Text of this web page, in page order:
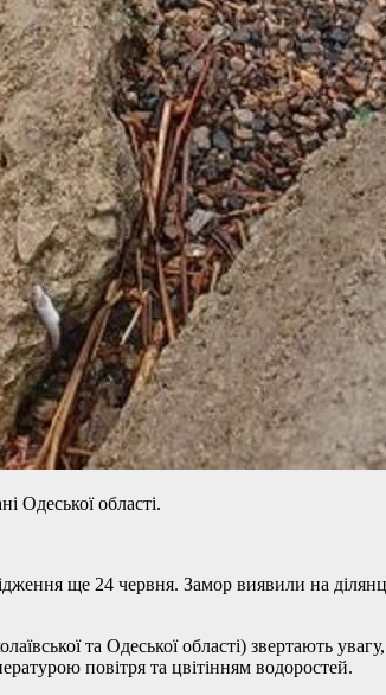
Одеської області.
ще 24 червня. Замор виявили на
та Одеської області) звертають
повітря та цвітінням водоростей.